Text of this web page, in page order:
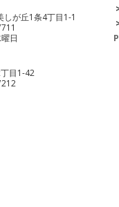
が丘1条4丁目1-1
日
目1-42